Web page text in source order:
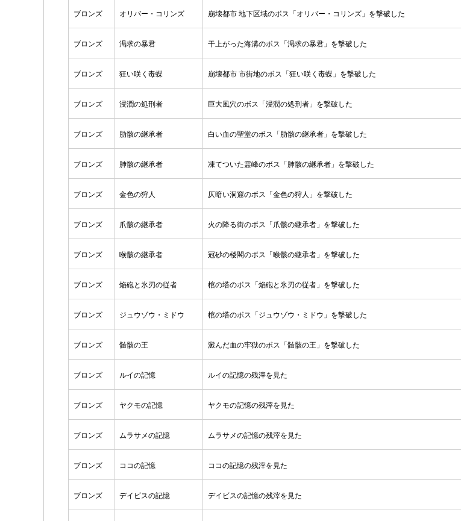
ブロンズ オリバー・コリンズ 崩壊都市 地下区域のボス「オリバー・コリンズ」を撃破した
ブロンズ 渇求の暴君 干上がった海溝のボス「渇求の暴君」を撃破した
ブロンズ 狂い咲く毒蝶 崩壊都市 市街地のボス「狂い咲く毒蝶」を撃破した
ブロンズ 浸潤の処刑者 巨大風穴のボス「浸潤の処刑者」を撃破した
ブロンズ 肋骸の継承者 白い血の聖堂のボス「肋骸の継承者」を撃破した
ブロンズ 肺骸の継承者 凍てついた霊峰のボス「肺骸の継承者」を撃破した
ブロンズ 金色の狩人 仄暗い洞窟のボス「金色の狩人」を撃破した
ブロンズ 爪骸の継承者 火の降る街のボス「爪骸の継承者」を撃破した
ブロンズ 喉骸の継承者 冠砂の楼閣のボス「喉骸の継承者」を撃破した
ブロンズ 焔砲と氷刃の従者 棺の塔のボス「焔砲と氷刃の従者」を撃破した
ブロンズ ジュウゾウ・ミドウ 棺の塔のボス「ジュウゾウ・ミドウ」を撃破した
ブロンズ 髄骸の王 澱んだ血の牢獄のボス「髄骸の王」を撃破した
ブロンズ ルイの記憶 ルイの記憶の残滓を見た
ブロンズ ヤクモの記憶 ヤクモの記憶の残滓を見た
ブロンズ ムラサメの記憶 ムラサメの記憶の残滓を見た
ブロンズ ココの記憶 ココの記憶の残滓を見た
ブロンズ デイビスの記憶 デイビスの記憶の残滓を見た